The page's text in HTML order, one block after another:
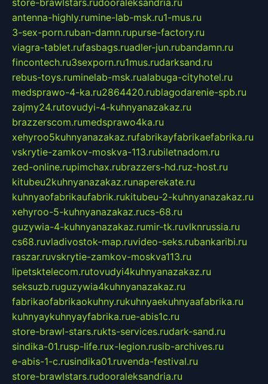
antenna-highly.rumine-lab-msk.ru1-mus.ru
3-sex-porn.ruban-damn.rupurse-factory.ru
viagra-tablet.rufasbags.ruadler-jun.rubandamn.ru
fincontech.ru3sexporn.ru1mus.rudarksand.ru
rebus-toys.ruminelab-msk.rualabuga-cityhotel.ru
medsprawo-4-ka.ru2864420.rublagodarenie-spb.ru
zajmy24.rutovudyi-4-kuhnyanazakaz.ru
brazzerscom.rumedsprawo4ka.ru
xehyroo5kuhnyanazakaz.rufabrikayfabrikaefabrika.ru
vskrytie-zamkov-moskva-113.rubiletnadom.ru
zed-online.rupimchax.rubrazzers-hd.ruz-host.ru
kitubeu2kuhnyanazakaz.runaperekate.ru
kuhnyaofabrikaufabrik.rukitubeu-2-kuhnyanazakaz.ru
xehyroo-5-kuhnyanazakaz.rucs-68.ru
guzywia-4-kuhnyanazakaz.rumir-tk.ruvlknrussia.ru
cs68.ruvladivostok-map.ruvideo-seks.rubankaribi.ru
raszar.ruvskrytie-zamkov-moskva113.ru
lipetsktelecom.rutovudyi4kuhnyanazakaz.ru
seksuzb.ruguzywia4kuhnyanazakaz.ru
fabrikaofabrikaokuhny.rukuhnyaekuhnyaafabrika.ru
kuhnyaykuhnyayfabrika.rue-abis1c.ru
store-brawl-stars.rukts-services.rudark-sand.ru
sindika-01.rusp-life.rux-legion.rusib-archives.ru
e-abis-1-c.rusindika01.ruvenda-festival.ru
store-brawlstars.rudooraleksandria.ru